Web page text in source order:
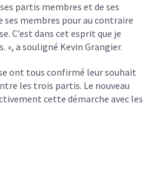
ses partis membres et de ses
membres pour au contraire
C’est dans cet esprit que je
a souligné Kevin Grangier.
ont tous confirmé leur souhait
les trois partis. Le nouveau
cette démarche avec les